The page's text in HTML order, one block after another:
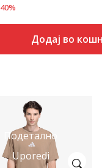
40%
Додај во
Подетално
Uporedi